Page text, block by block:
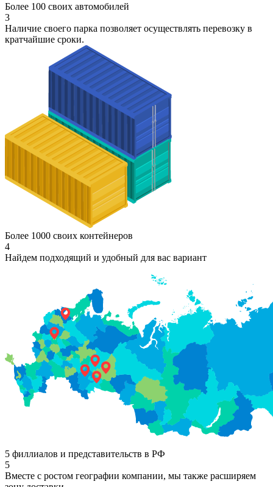
Более 100 своих автомобилей
3
Наличие своего парка позволяет осуществлять перевозку в
кратчайшие сроки.
Более 1000 своих контейнеров
4
Найдем подходящий и удобный для вас вариант
5 филлиалов и представительств в РФ
5
Вместе с ростом географии компании, мы также расширяем